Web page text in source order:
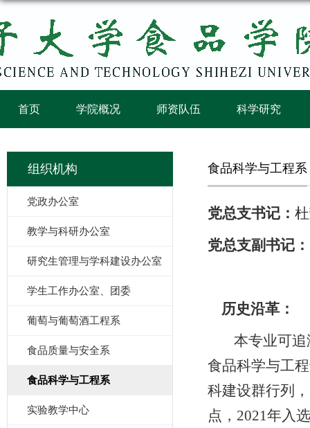
首页 学院概况 师资队伍 科学研究
组织机构
党政办公室
教学与科研办公室
研究生管理与学科建设办公室
学生工作办公室、团委
葡萄与葡萄酒工程系
食品质量与安全系
食品科学与工程系
实验教学中心
食品科学与工程系
党总支书记：
党总支副书记 ：
历史沿革：
本专业可
食品科学与工
科建设群行列
点，2021年入